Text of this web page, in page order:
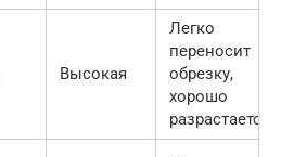
Высокая
Легко
переносит
обрезку,
хорошо
разрастается